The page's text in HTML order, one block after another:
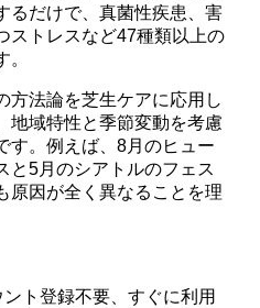
るだけで、真菌性疾患、害
ストレスなど47種類以上の
方法論を芝生ケアに応用し
地域特性と季節変動を考慮
す。例えば、8月のヒュー
と5月のシアトルのフェス
原因が全く異なることを理
ト登録不要、すぐに利用